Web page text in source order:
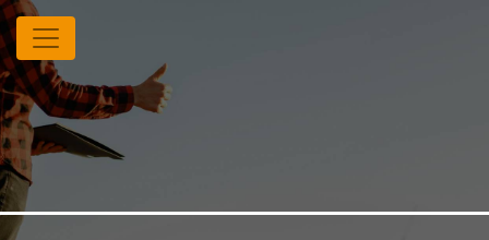
Panneau de gestion des cookies